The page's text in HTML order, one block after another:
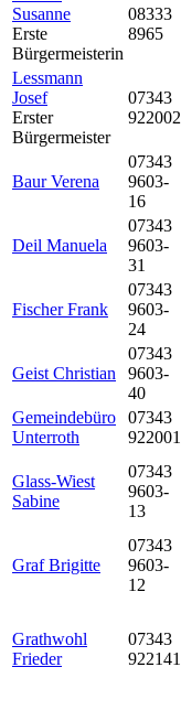
Susanne
Erste
Bürgermeisterin
08333
8965
Lessmann
Josef
Erster
Bürgermeister
07343
922002
Baur Verena
07343
9603-
16
Deil Manuela
07343
9603-
31
Fischer Frank
07343
9603-
24
Geist Christian
07343
9603-
40
Gemeindebüro
Unterroth
07343
922001
Glass-Wiest
Sabine
07343
9603-
13
Graf Brigitte
07343
9603-
12
Grathwohl
Frieder
07343
922141